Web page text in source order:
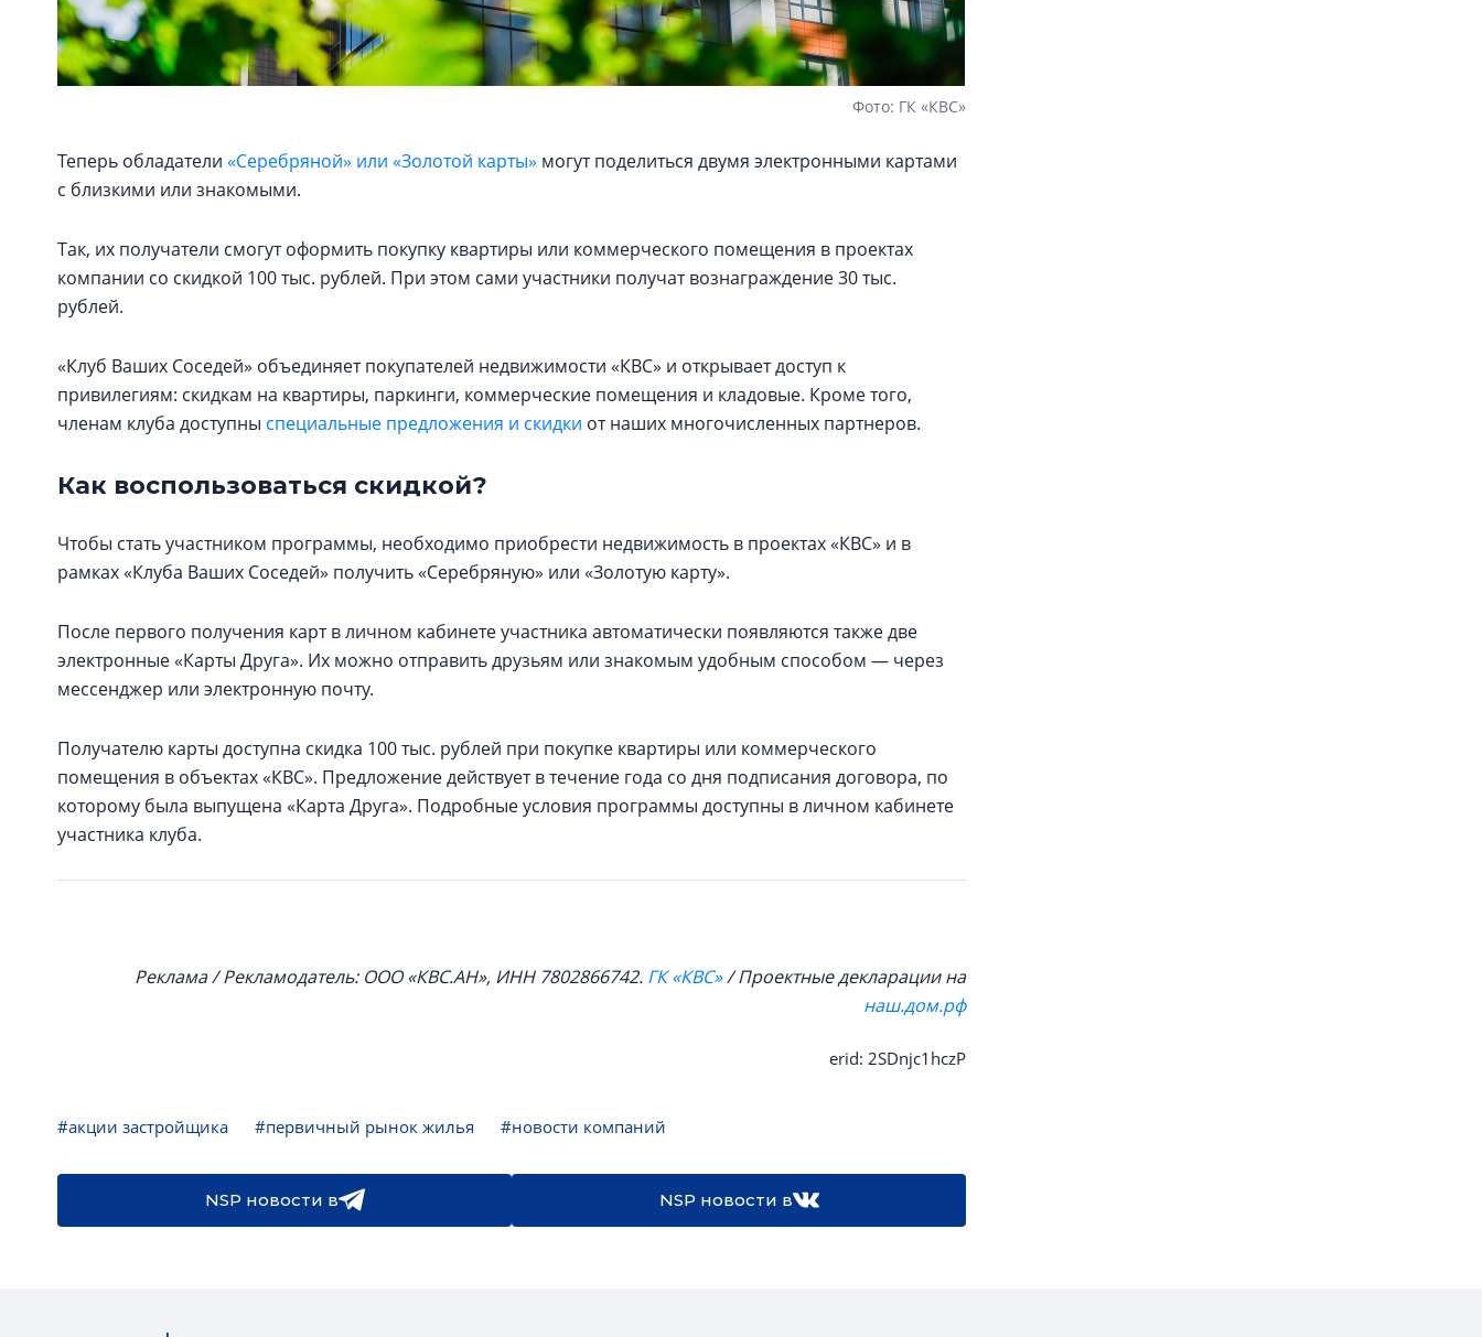
Фото: ГК «КВС»
Теперь обладатели «Серебряной» или «Золотой карты» могут поделиться двумя электронными картами
с близкими или знакомыми.
Так, их получатели смогут оформить покупку квартиры или коммерческого помещения в проектах
компании со скидкой 100 тыс. рублей. При этом сами участники получат вознаграждение 30 тыс.
рублей.
«Клуб Ваших Соседей» объединяет покупателей недвижимости «КВС» и открывает доступ к
привилегиям: скидкам на квартиры, паркинги, коммерческие помещения и кладовые. Кроме того,
членам клуба доступны специальные предложения и скидки от наших многочисленных партнеров.
Как воспользоваться скидкой?
Чтобы стать участником программы, необходимо приобрести недвижимость в проектах «КВС» и в
рамках «Клуба Ваших Соседей» получить «Серебряную» или «Золотую карту».
После первого получения карт в личном кабинете участника автоматически появляются также две
электронные «Карты Друга». Их можно отправить друзьям или знакомым удобным способом — через
мессенджер или электронную почту.
Получателю карты доступна скидка 100 тыс. рублей при покупке квартиры или коммерческого
помещения в объектах «КВС». Предложение действует в течение года со дня подписания договора, по
которому была выпущена «Карта Друга». Подробные условия программы доступны в личном кабинете
участника клуба.
Реклама / Рекламодатель: ООО «КВС.АН», ИНН 7802866742. ГК «КВС»/ Проектные декларации на
наш.дом.рф
erid: 2SDnjc1hczP
#акции застройщика #первичный рынок жилья #новости компаний
NSP новости в NSP новости в